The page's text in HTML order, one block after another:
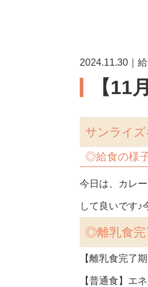
2024.11.30｜
【11
サンライ
◎給食の様
今日は、カレ
して良いです♪
◎離乳食
【離乳食完了
【普通食】エ